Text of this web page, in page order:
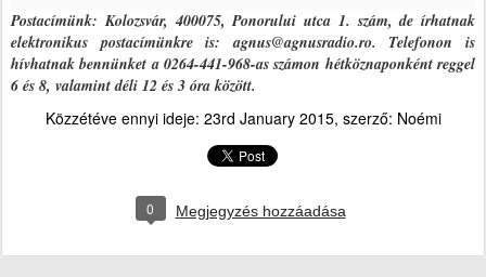
Postacímünk: Kolozsvár, 400075, Ponorului utca 1. szám, de írhatnak
elektronikus postacímünkre is: agnus@agnusradio.ro. Telefonon is
hívhatnak bennünket a 0264-441-968-as számon hétköznaponként reggel
6 és 8, valamint déli 12 és 3 óra között.
Közzétéve ennyi ideje: 23rd January 2015, szerző: Noémi
0 Megjegyzés hozzáadása